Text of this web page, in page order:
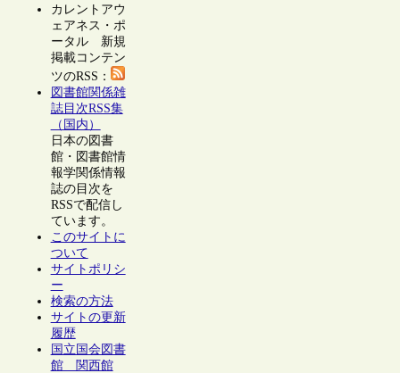
カレントアウ
ェアネス・ポ
ータル 新規
掲載コンテン
ツのRSS：
図書館関係雑
誌目次RSS集
（国内）
日本の図書
館・図書館情
報学関係情報
誌の目次を
RSSで配信し
ています。
このサイトに
ついて
サイトポリシ
ー
検索の方法
サイトの更新
履歴
国立国会図書
館 関西館